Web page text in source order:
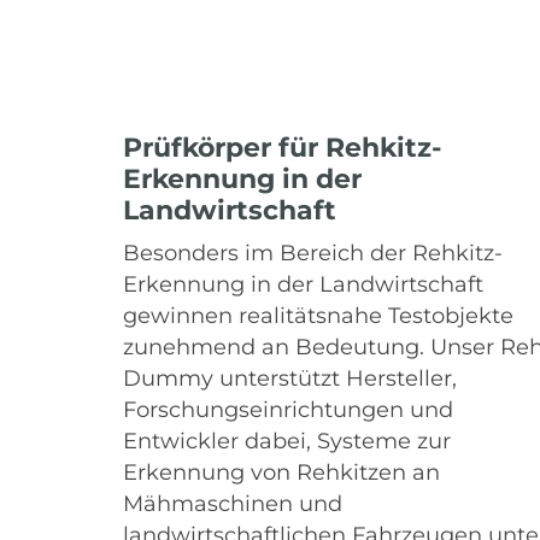
Prüfkörper für Rehkitz-
Erkennung in der
Landwirtschaft
Besonders im Bereich der Rehkitz-
Erkennung in der Landwirtschaft
gewinnen realitätsnahe Testobjekte
zunehmend an Bedeutung. Unser
Dummy unterstützt Hersteller,
Forschungseinrichtungen und
Entwickler dabei, Systeme zur
Erkennung von Rehkitzen an
Mähmaschinen und
landwirtschaftlichen Fahrzeugen